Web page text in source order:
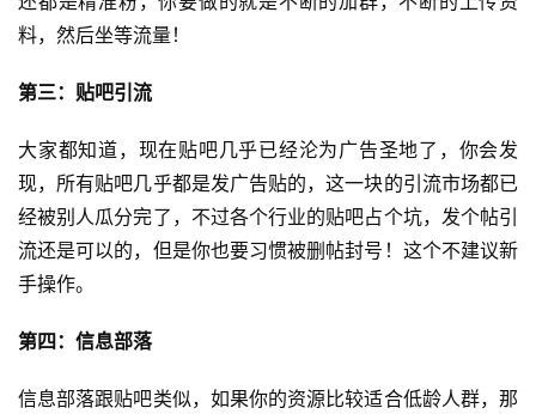
料，然后坐等流量！
第三：贴吧引流
大家都知道，现在贴吧几乎已经沦为广告圣地了，你会发
现，所有贴吧几乎都是发广告贴的，这一块的引流市场都已
经被别人瓜分完了，不过各个行业的贴吧占个坑，发个帖引
流还是可以的，但是你也要习惯被删帖封号！这个不建议新
手操作。
第四：信息部落
信息部落跟贴吧类似，如果你的资源比较适合低龄人群，那